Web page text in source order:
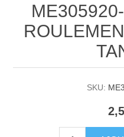
SKU: